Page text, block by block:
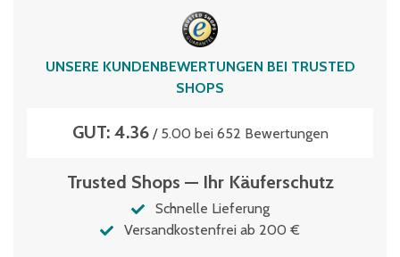
UNSERE KUNDENBEWERTUNGEN BEI TRUSTED
SHOPS
GUT: 4.36/ 5.00 bei 652 Bewertungen
Trusted Shops — Ihr Käuferschutz
Schnelle Lieferung
Versandkostenfrei ab 200 €